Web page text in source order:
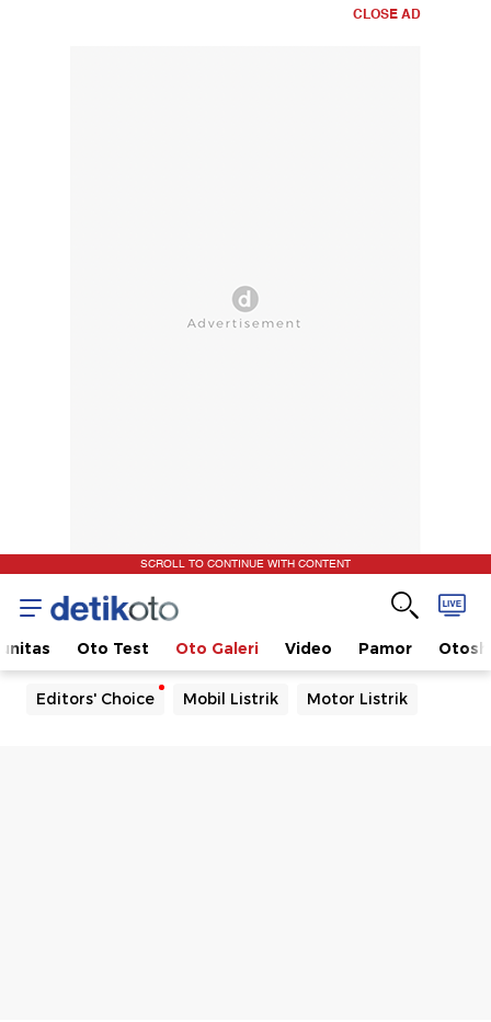
CLOSE AD
SCROLL TO CONTINUE WITH CONTENT
Oto Test Oto Galeri Video Pamor
Editors' Choice Mobil Listrik Motor Listrik